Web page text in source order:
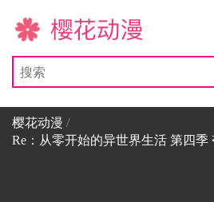
樱花动漫
樱花动漫 /
Re：从零开始的异世界生活 第四季